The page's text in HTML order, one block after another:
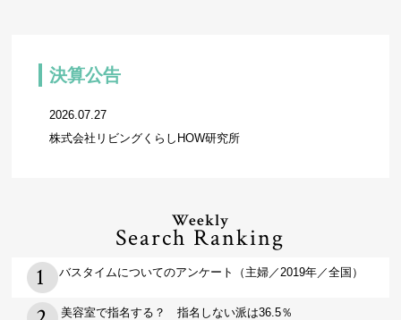
決算公告
2026.07.27
株式会社リビングくらしHOW研究所
Weekly
Search Ranking
バスタイムについてのアンケート（主婦／2019年／全国）
美容室で指名する？ 指名しない派は36.5％